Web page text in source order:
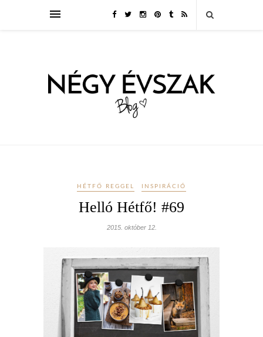
HÉTFŐ REGGEL INSPIRÁCIÓ
Helló Hétfő! #69
2015. október 12.